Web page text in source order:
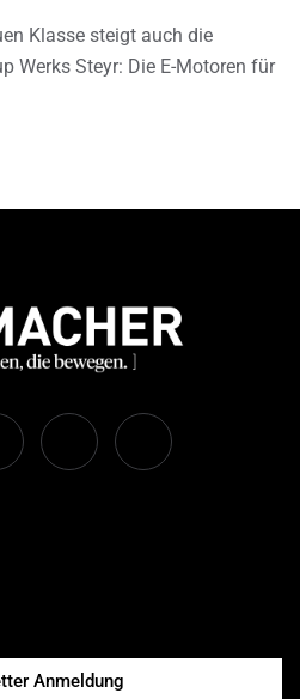
Klasse steigt auch die
Werks Steyr: Die E-Motoren für
Anmeldung